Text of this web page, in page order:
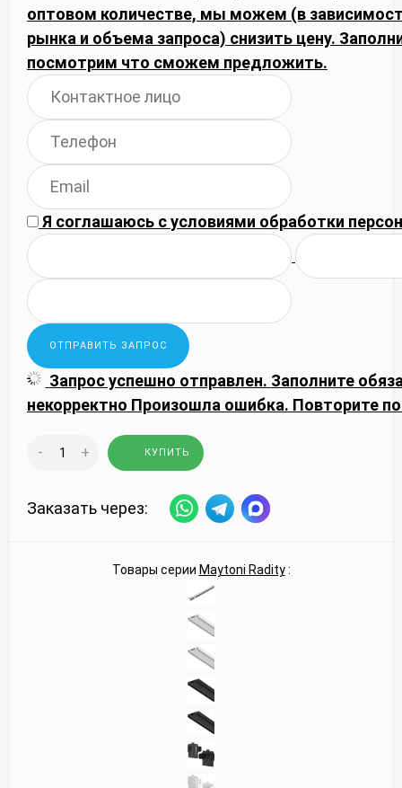
оптовом количестве, мы можем (в
рынка и объема запроса) снизить цену.
посмотрим что сможем предложить.
Я соглашаюсь сусловиями обработки
Запрос успешно отправлен. Заполните
некорректно Произошла ошибка. Повторите
- + КУПИТЬ
Заказать через:
Товары серии Maytoni Radity: